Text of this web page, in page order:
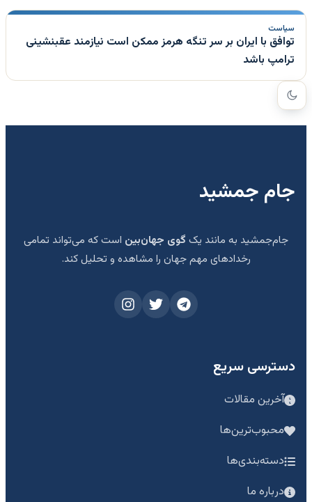
سیاست
توافق با ایران بر سر تنگه هرمز ممکن است نیازمند عقبنشینی
ترامپ باشد
جام جمشید
جام‌جمشید به مانند یک گوی جهان‌بین است که می‌تواند تمامی
رخدادهای مهم جهان را مشاهده و تحلیل کند.
دسترسی سریع
آخرین مقالات
محبوب‌ترین‌ها
دسته‌بندی‌ها
درباره ما